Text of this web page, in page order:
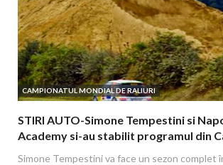
CAMPIONATUL MONDIAL DE RALIURI
STIRI AUTO-Simone Tempestini si
Academy si-au stabilit programul din
Simone Tempestini va face un sezon complet